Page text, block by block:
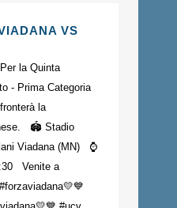
VS
la Quinta
- Prima Categoria
la
🏟️ Stadio
Viadana (MN) ⌚️
Venite a